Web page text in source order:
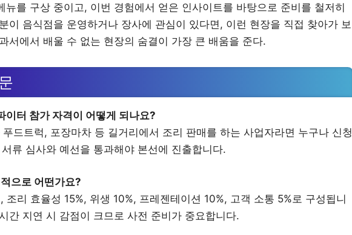
뉴를 구상 중이고, 이번 경험에서 얻은 인사이트를 바탕으로 준비를 철저히
이 음식점을 운영하거나 장사에 관심이 있다면, 이런 현장을 직접 찾아가 보
서에서 배울 수 없는 현장의 숨결이 가장 큰 배움을 준다.
이터 참가 자격이 어떻게 되나요?
드트럭, 포장마차 등 길거리에서 조리 판매를 하는 사업자라면 누구나 신청
류 심사와 예선을 통과해야 본선에 진출합니다.
으로 어떤가요?
조리 효율성 15%, 위생 10%, 프레젠테이션 10%, 고객 소통 5%로 구성됩니
간 지연 시 감점이 크므로 사전 준비가 중요합니다.